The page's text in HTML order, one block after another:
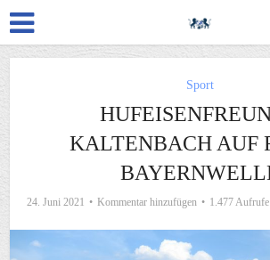
Sport
KALTENBACH AUF
24. Juni 2021 Kommentar hinzufügen 1.477 Aufrufe